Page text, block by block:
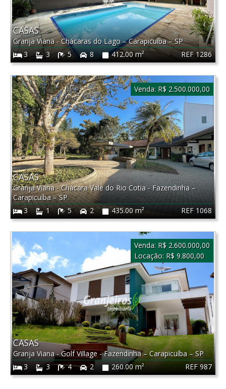
REF 1286
CASAS
Granja Viana - Chácaras do Lago–Carapicuíba–SP
3
3 5 8 412.00 m²
REF 1068
CASAS
Granja Viana - Chácara Vale do Rio Cotia - Fazendinha–
Carapicuíba–SP
3
1 5 2 435.00 m²
Venda: R$ 2.500.000,00
REF 987
CASAS
Granja Viana - Golf Village - Fazendinha–Carapicuíba –SP
3
3 4 2 260.00 m²
Venda: R$ 2.600.000,00
Locação: R$ 9.800,00